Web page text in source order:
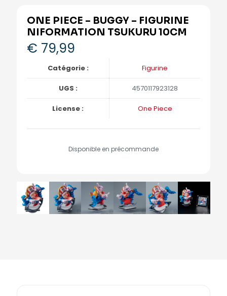
ONE PIECE – BUGGY – FIGURINE
NIFORMATION TSUKURU 10CM
€ 79,99
Catégorie : Figurine
UGS : 4570117923128
License : One Piece
Disponible en précommande